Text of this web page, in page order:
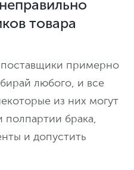
товара
поставщики примерно
любого, и все
из них могут
полпартии брака,
и допустить